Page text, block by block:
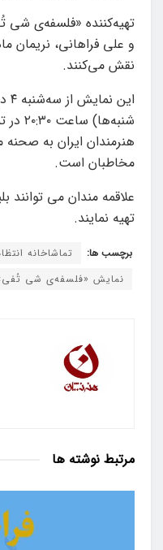
تهیه‌کننده «فلسفه‌ی شی
و علی فراهانی، نریمان
نقش می‌کنند.
مخاطبان است.
علاقمه مندان می توانند
تهیه نمایند.
برچسب ها: تماشاخانه
نمایش «فلسفه‌ی شی
مرتبط نوشته ها